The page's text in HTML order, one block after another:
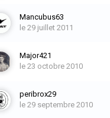
Mancubus63
le 29 juillet 2011
Major421
le 23 octobre 2010
peribrox29
le 29 septembre 2010